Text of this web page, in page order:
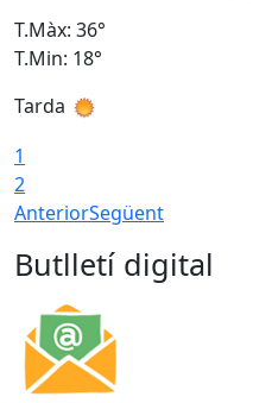
T.Màx: 36°
T.Min: 18°
Tarda
1
2
AnteriorSegüent
Butlletí digital